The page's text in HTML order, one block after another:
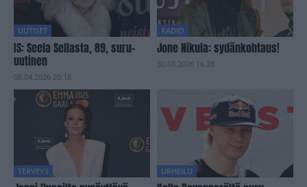
UUTISET
IS: Seela Sellasta, 89, suru-
uutinen
08.04.2026 20.18
RADIO
Jone Nikula: sydänkohtaus!
30.03.2026 16.28
TERVEYS URHEILU